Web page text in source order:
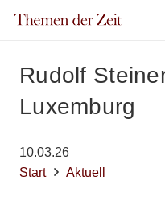
Rudolf
Luxemburg
10.03.26
Start
Aktuell